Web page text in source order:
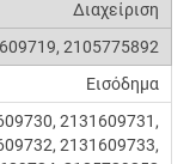
Διαχείριση
2105775892
Εισόδημα
2131609731,
2131609733,